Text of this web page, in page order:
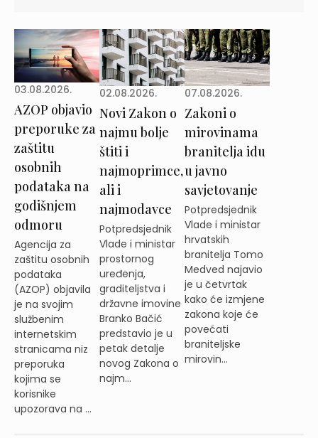
03.08.2026.
AZOP objavio
preporuke za
zaštitu
osobnih
podataka na
godišnjem
odmoru
Agencija za
zaštitu osobnih
podataka
(AZOP) objavila
je na svojim
službenim
internetskim
stranicama niz
preporuka
kojima se
korisnike
upozorava na ...
02.08.2026.
Novi Zakon o
najmu bolje
štiti i
najmoprimce,
ali i
najmodavce
Potpredsjednik
Vlade i ministar
prostornog
uređenja,
graditeljstva i
državne imovine
Branko Bačić
predstavio je u
petak detalje
novog Zakona o
najm...
07.08.2026.
Zakoni o
mirovinama
branitelja idu
u javno
savjetovanje
Potpredsjednik
Vlade i ministar
hrvatskih
branitelja Tomo
Medved najavio
je u četvrtak
kako će izmjene
zakona koje će
povećati
braniteljske
mirovin...